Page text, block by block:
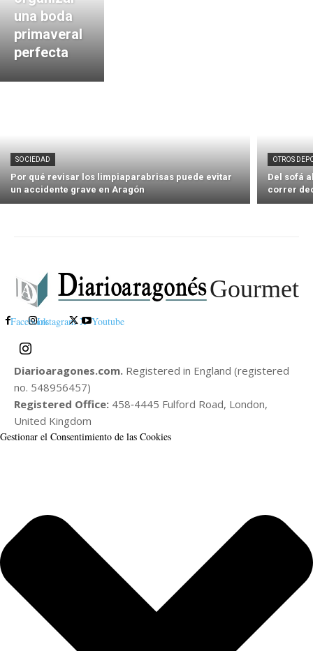
una boda
primaveral
perfecta
SOCIEDAD
Por qué revisar los limpiaparabrisas puede evitar
un accidente grave en Aragón
OTROS
Del sofá
correr
Gourmet
FacebookInstagram X Youtube
Diarioaragones.com. Registered in England (registered
no. 548956457)
Registered Office: 458‑4445 Fulford Road, London,
United Kingdom
Gestionar el Consentimiento de las Cookies